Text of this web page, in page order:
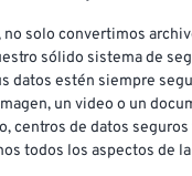
no solo convertimos
sólido sistema de
datos estén siempre
un video o un
centros de datos
todos los aspectos de